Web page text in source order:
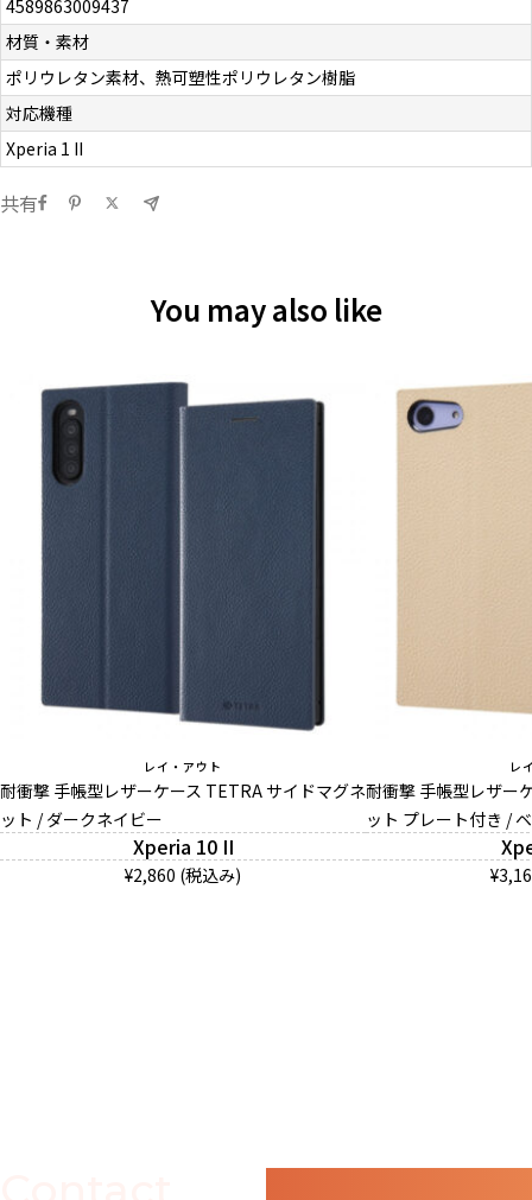
4589863009437
材質・素材
ポリウレタン素材、熱可塑性ポリウレタン樹脂
対応機種
Xperia 1 II
共有
You may also like
レイ・アウト
耐衝撃 手帳型レザーケース TETRA サイドマグネ
ット / ダークネイビー
Xperia 10 II
¥2,860 (税込み)
レ
耐衝撃 手帳型レザー
ット プレート付き /